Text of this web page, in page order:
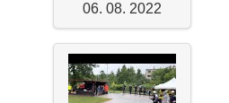
06. 08. 2022